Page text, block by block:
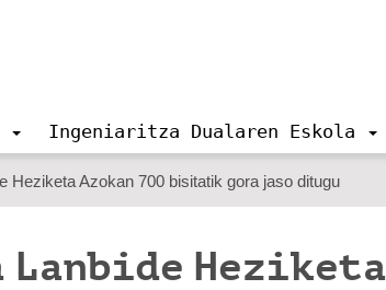
Ingeniaritza Dualaren Eskola
Heziketa Azokan 700 bisitatik gora jaso ditugu
Lanbide